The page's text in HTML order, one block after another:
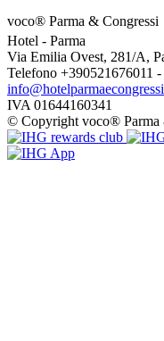
voco® Parma & Congressi
Hotel - Parma
Via Emilia Ovest, 281/A,
Telefono +390521676011
IVA 01644160341
© Copyright voco® Parma